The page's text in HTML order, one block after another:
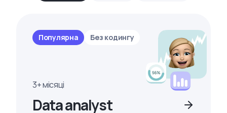
Популярна Без кодингу
3+ місяці
Data analyst